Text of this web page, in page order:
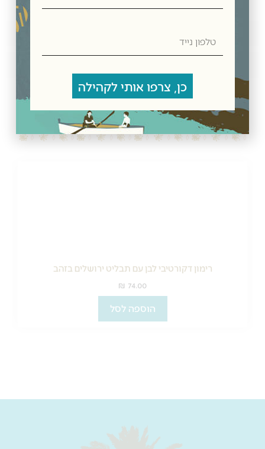
מוצרים קשורים
רימון דקורטיבי לבן עם תבליט ירושלים בזהב
₪ 74.00
הוספה לסל
נייד
כן, צרפו אותי לקהילה